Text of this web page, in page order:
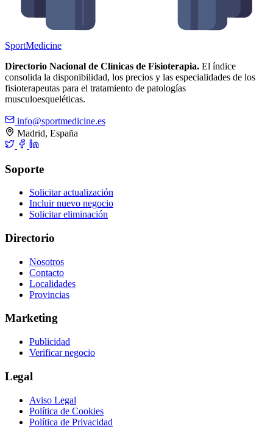
SportMedicine
Directorio Nacional de Clínicas de Fisioterapia. El índice
consolida la disponibilidad, los precios y las especialidades de los
fisioterapeutas para el tratamiento de patologías
musculoesqueléticas.
info@sportmedicine.es
Madrid, España
Soporte
Solicitar actualización
Incluir nuevo negocio
Solicitar eliminación
Directorio
Nosotros
Contacto
Localidades
Provincias
Marketing
Publicidad
Verificar negocio
Legal
Aviso Legal
Política de Cookies
Política de Privacidad